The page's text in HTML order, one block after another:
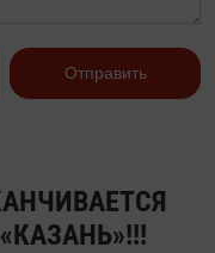
Отправить